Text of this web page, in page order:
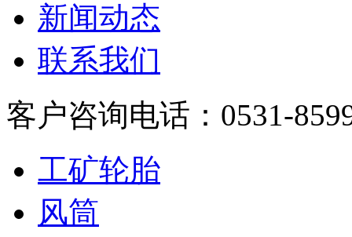
新闻动态
联系我们
客户咨询电话：0531-
工矿轮胎
风筒